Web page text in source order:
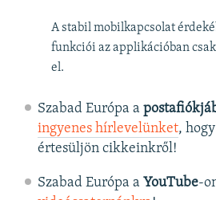
A stabil mobilkapcsolat
funkciói az applikációban
el.
Szabad Európa a
ingyenes hírlevelünket,
értesüljön cikkeinkről!
Szabad Európa a YouTube-